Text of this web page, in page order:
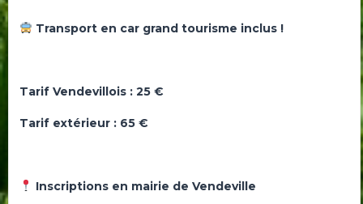
Transport en car grand tourisme inclus !
Tarif Vendevillois : 25 €
Tarif extérieur : 65 €
Inscriptions en mairie de Vendeville